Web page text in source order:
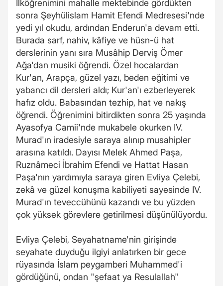
İlköğrenimini mahalle mektebinde gördükten
sonra Şeyhülislam Hamit Efendi Medresesi'nde
yedi yıl okudu, ardından Enderun'a devam etti.
Burada sarf, nahiv, kâfiye ve hüsn-ü hat
derslerinin yanı sıra Musâhip Derviş Ömer
Ağa'dan musiki öğrendi. Özel hocalardan
Kur'an, Arapça, güzel yazı, beden eğitimi ve
yabancı dil dersleri aldı; Kur'an'ı ezberleyerek
hafız oldu. Babasından tezhip, hat ve nakış
öğrendi. Öğrenimini bitirdikten sonra 25 yaşında
Ayasofya Camii'nde mukabele okurken IV.
Murad'ın iradesiyle saraya alınıp musahipler
arasına katıldı. Dayısı Melek Ahmed Paşa,
Ruznâmeci İbrahim Efendi ve Hattat Hasan
Paşa'nın yardımıyla saraya giren Evliya Çelebi,
zekâ ve güzel konuşma kabiliyeti sayesinde IV.
Murad'ın teveccühünü kazandı ve bu yüzden
çok yüksek görevlere getirilmesi düşünülüyordu.
Evliya Çelebi, Seyahatname'nin girişinde
seyahate duyduğu ilgiyi anlatırken bir gece
rüyasında İslam peygamberi Muhammed'i
gördüğünü, ondan "şefaat ya Resulallah"